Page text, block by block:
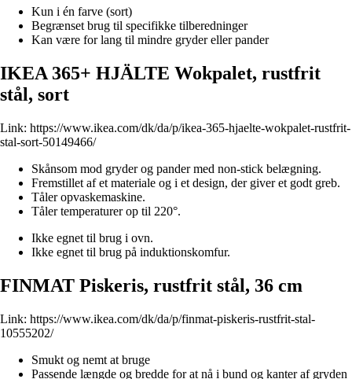
Kun i én farve (sort)
Begrænset brug til specifikke tilberedninger
Kan være for lang til mindre gryder eller pander
IKEA 365+ HJÄLTE Wokpalet, rustfrit
stål, sort
Link: https://www.ikea.com/dk/da/p/ikea-365-hjaelte-wokpalet-rustfrit-
stal-sort-50149466/
Skånsom mod gryder og pander med non-stick belægning.
Fremstillet af et materiale og i et design, der giver et godt greb.
Tåler opvaskemaskine.
Tåler temperaturer op til 220°.
Ikke egnet til brug i ovn.
Ikke egnet til brug på induktionskomfur.
FINMAT Piskeris, rustfrit stål, 36 cm
Link: https://www.ikea.com/dk/da/p/finmat-piskeris-rustfrit-stal-
10555202/
Smukt og nemt at bruge
Passende længde og bredde for at nå i bund og kanter af gryden